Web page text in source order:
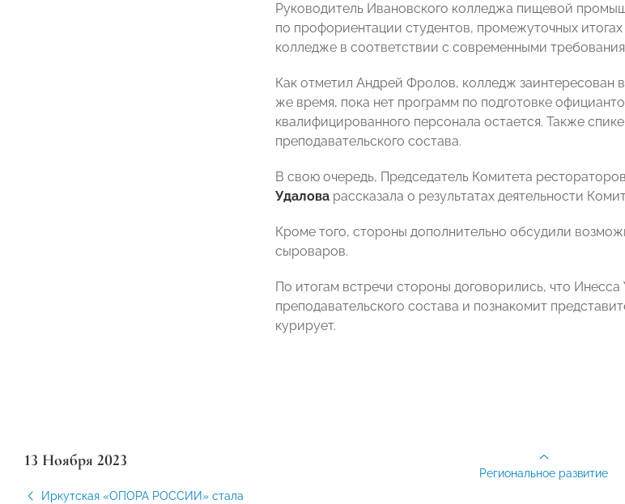
Руководитель Ивановского колледжа пищевой
по профориентации студентов, промежуточных
колледже в соответствии с современными
Как отметил Андрей Фролов, колледж заинтересован
же время, пока нет программ по подготовке
квалифицированного персонала остается. Также
преподавательского состава.
В свою очередь, Председатель Комитета
Удалова рассказала о результатах деятельности
Кроме того, стороны дополнительно обсудили
сыроваров.
По итогам встречи стороны договорились, что
преподавательского состава и познакомит
курирует.
13 Ноября 2023
Иркутская «ОПОРА РОССИИ» стала
Региональное развитие